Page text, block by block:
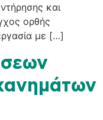
και
ορθής
με […]